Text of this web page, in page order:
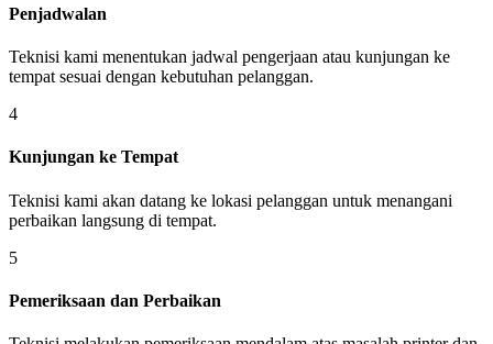
Penjadwalan
Teknisi kami menentukan jadwal pengerjaan atau kunjungan ke
tempat sesuai dengan kebutuhan pelanggan.
4
Kunjungan ke Tempat
Teknisi kami akan datang ke lokasi pelanggan untuk menangani
perbaikan langsung di tempat.
5
Pemeriksaan dan Perbaikan